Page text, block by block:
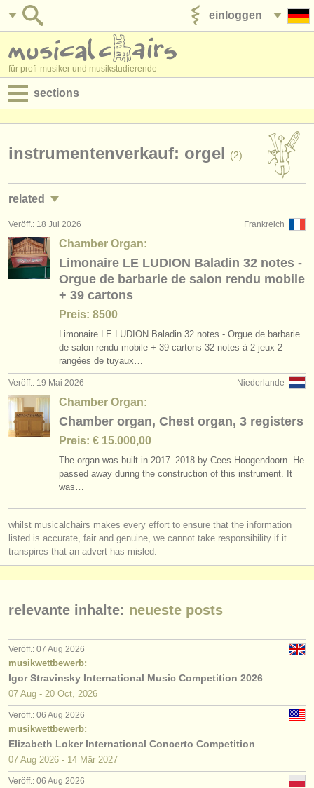
einloggen
für profi-musiker und musikstudierende
sections
jobs - verwaltung
degree courses
kurse
musikwettbewerbe
instrumentenverkauf
gestohlene instrumente
verzeichnisse:
orchester
musikhochschulen
jugendorchester
kontakt
rss feeds
nachrichten in der klassischen musik
anzeige veröffentlichen
find out about our
ATSfaq
einloggen
instrumentenverkauf: orgel (2)
related
jobs - aufführung: klavier
jobs - unterrichten: klavier (10)
jobs - unterrichten: orgel
masterclass orgel (3)
degree courses: klavier
degree courses: orgel
klavierwettbewerb (69)
orgelwettbewerb (1)
kleinanzeigen klavier (4)
klavier verloren (5)
gestohlene instrumente: tasteninstrumente
Frankreich
Veröff.: 18 Jul 2026
Chamber Organ:
Limonaire LE LUDION Baladin 32 notes -
Orgue de barbarie de salon rendu mobile
+ 39 cartons
Preis: 8500
Limonaire LE LUDION Baladin 32 notes - Orgue de barbarie
de salon rendu mobile + 39 cartons 32 notes à 2 jeux 2
rangées de tuyaux…
Niederlande
Veröff.: 19 Mai 2026
Chamber Organ:
Chamber organ, Chest organ, 3 registers
Preis: € 15.000,00
The organ was built in 2017–2018 by Cees Hoogendoorn. He
passed away during the construction of this instrument. It
was…
whilst musicalchairs makes every effort to ensure that the information
listed is accurate, fair and genuine, we cannot take responsibility if it
transpires that an advert has misled.
relevante inhalte: neueste posts
Veröff.: 07 Aug 2026
musikwettbewerb:
Igor Stravinsky International Music Competition 2026
07 Aug - 20 Oct, 2026
Veröff.: 06 Aug 2026
musikwettbewerb:
Elizabeth Loker International Concerto Competition
07 Aug 2026 - 14 Mär 2027
Veröff.: 06 Aug 2026